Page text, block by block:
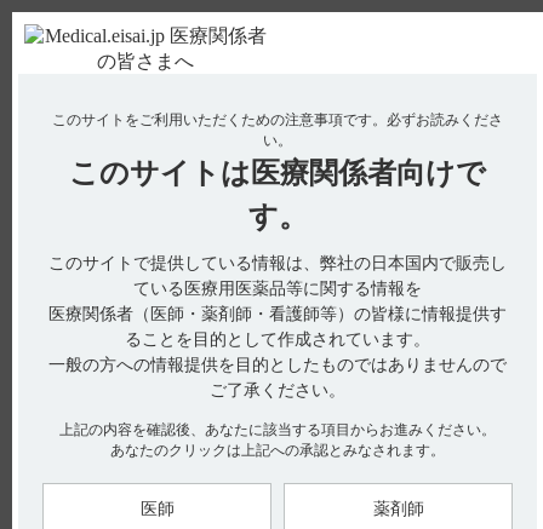
使用期限検索 Drug Information
No : 19928
【タスフィゴ】 重要な基本的注意について教え
【タスフィゴ】
重要な基本的注意について教えてください。
電子添文及びインタビューフォームには、重要な基本的注意と
して以下の記載があります。
8. 重要な基本的注意（引用1）
8.1 高リン血症があらわれることがあるので、本剤投与中は定
期的に血清リン濃度を測定し、血清リン濃度の変動に注意する
このサイトをご利用いただくための注意事項です。 必ずお読みくださ
い。
このサイトは 医療関係者向けで
す。
このサイトで提供している情報は、弊社の日本国内で販売し
ている医療用医薬品等に関する情報を
医療関係者（医師・薬剤師・看護師等）の皆様に情報提供す
ることを目的として作成されています。
一般の方への情報提供を目的としたものではありませんので
ご了承ください。
上記の内容を確認後、あなたに該当する項目からお進みください。
あなたのクリックは上記への承認とみなされます。
医師 薬剤師